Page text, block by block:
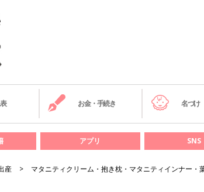
お金・手続き 名づけ
アプリ SNS
産 マタニティクリーム・抱き枕・マタニティインナー